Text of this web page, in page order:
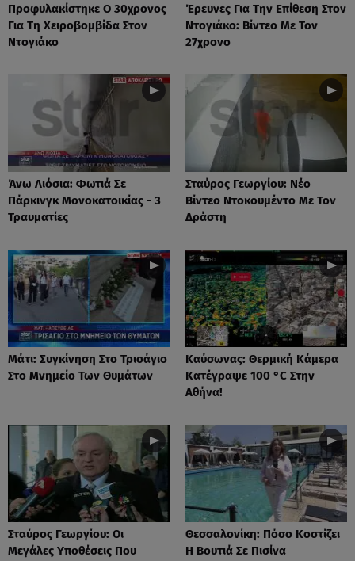
Προφυλακίστηκε Ο 30χρονος
Για Τη Χειροβομβίδα Στον
Ντογιάκο
Έρευνες Για Την Επίθεση Στον
Ντογιάκο: Βίντεο Με Τον
27χρονο
Άνω Λιόσια: Φωτιά Σε
Πάρκινγκ Μονοκατοικίας - 3
Τραυματίες
Σταύρος Γεωργίου: Νέο
Βίντεο Ντοκουμέντο Με Τον
Δράστη
Μάτι: Συγκίνηση Στο Τρισάγιο
Στο Μνημείο Των Θυμάτων
Καύσωνας: Θερμική Κάμερα
Κατέγραψε 100 °C Στην
Αθήνα!
Σταύρος Γεωργίου: Οι
Μεγάλες Υποθέσεις Που
Θεσσαλονίκη: Πόσο Κοστίζει
Η Βουτιά Σε Πισίνα